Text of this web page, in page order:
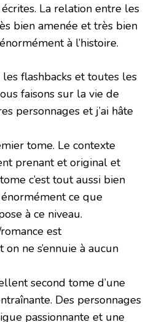
La relation entre les
bien amenée et très bien
à l’histoire.
les flashbacks et toutes les
faisons sur la vie de
personnages et j’ai hâte
tome. Le contexte
prenant et original et
c’est tout aussi bien
ce que
à ce niveau.
est
ne s’ennuie à aucun
second tome d’une
Des personnages
passionnante et une